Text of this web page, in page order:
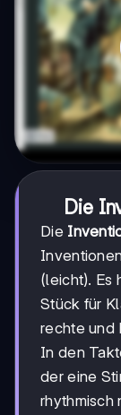
Die
Die
(leicht). Es
Stück für
rechte und
In den
der eine
rhythmisch